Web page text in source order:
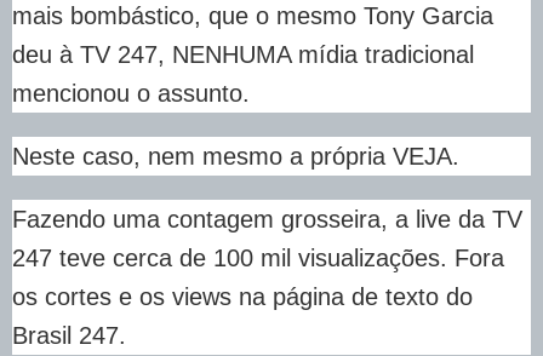
mais bombástico, que o mesmo Tony Garcia
deu à TV 247, NENHUMA mídia tradicional
mencionou o assunto.
Neste caso, nem mesmo a própria VEJA.
Fazendo uma contagem grosseira, a live da TV
247 teve cerca de 100 mil visualizações. Fora
os cortes e os views na página de texto do
Brasil 247.